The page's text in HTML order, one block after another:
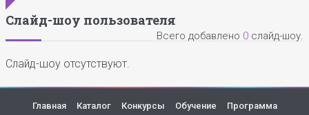
Слайд-шоу пользователя
Всего добавлено 0 слайд-шоу.
Слайд-шоу отсутствуют.
Главная Каталог Конкурсы Обучение
Программа